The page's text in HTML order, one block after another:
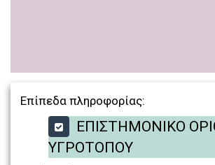
Επίπεδα πληροφορίας:
ΕΠΙΣΤΗΜΟΝΙΚΟ
ΥΓΡΟΤΟΠΟΥ